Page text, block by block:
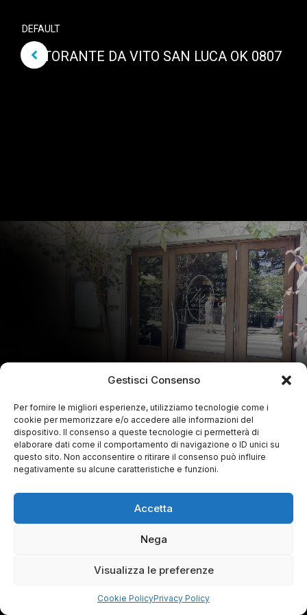
Gestisci Consenso
Per fornire le migliori esperienze, utilizziamo tecnologie come i
cookie per memorizzare e/o accedere alle informazioni del
dispositivo. Il consenso a queste tecnologie ci permetterà di
elaborare dati come il comportamento di navigazione o ID unici su
questo sito. Non acconsentire o ritirare il consenso può influire
negativamente su alcune caratteristiche e funzioni.
Accetta
Nega
Visualizza le preferenze
Cookie PolicyPrivacy Policy